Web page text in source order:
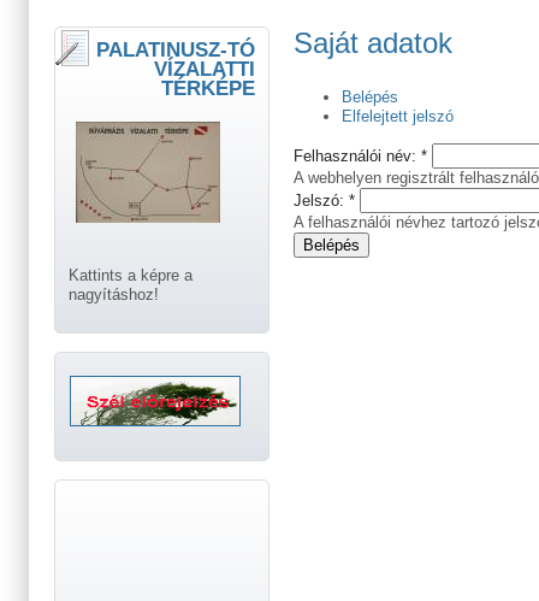
Saját adatok
Belépés
Elfelejtett jelszó
Felhasználói név: *
A webhelyen regisztrált
Jelszó: *
A felhasználói névhez tartozó
PALATINUSZ-TÓ
VÍZALATTI
TÉRKÉPE
Kattints a képre a
nagyításhoz!